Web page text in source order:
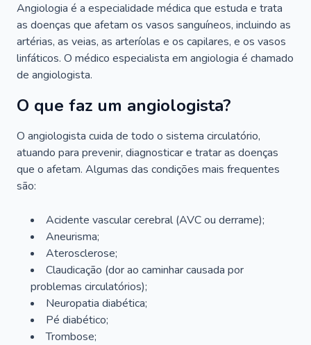
Angiologia é a especialidade médica que estuda e trata
as doenças que afetam os vasos sanguíneos, incluindo as
artérias, as veias, as arteríolas e os capilares, e os vasos
linfáticos. O médico especialista em angiologia é chamado
de angiologista.
O que faz um angiologista?
O angiologista cuida de todo o sistema circulatório,
atuando para prevenir, diagnosticar e tratar as doenças
que o afetam. Algumas das condições mais frequentes
são:
Acidente vascular cerebral (AVC ou derrame);
Aneurisma;
Aterosclerose;
Claudicação (dor ao caminhar causada por
problemas circulatórios);
Neuropatia diabética;
Pé diabético;
Trombose;